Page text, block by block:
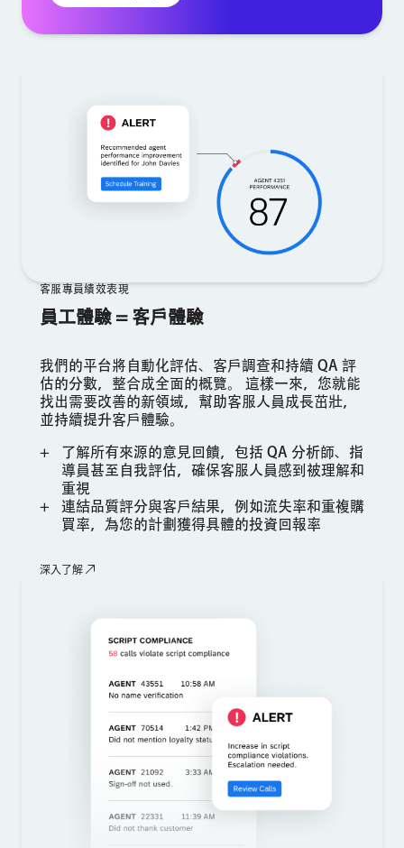
客服專員績效表現
員工體驗 = 客戶體驗
我們的平台將自動化評估、客戶調查和持續 QA 評
估的分數，整合成全面的概覽。 這樣一來，您就能
找出需要改善的新領域，幫助客服人員成長茁壯，
並持續提升客戶體驗。
了解所有來源的意見回饋，包括 QA 分析師、指
導員甚至自我評估，確保客服人員感到被理解和
重視
連結品質評分與客戶結果，例如流失率和重複購
買率，為您的計劃獲得具體的投資回報率
深入了解